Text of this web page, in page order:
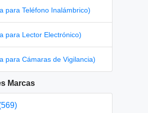
para Teléfono Inalámbrico)
para Lector Electrónico)
para Cámaras de Vigilancia)
Marcas